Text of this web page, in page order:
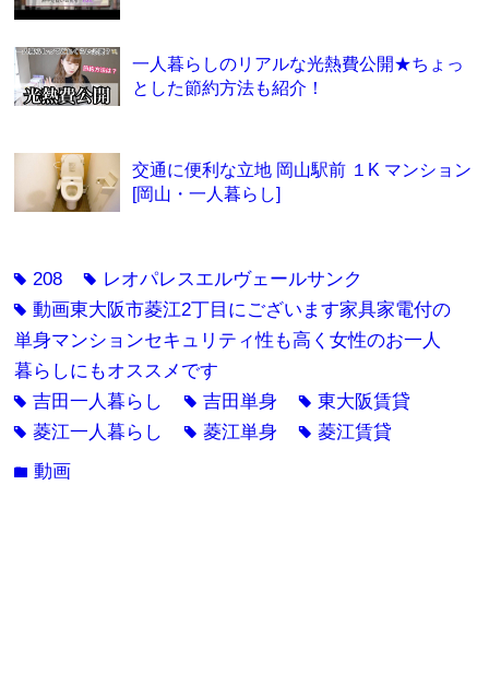
一人暮らしのリアルな光熱費公開★ちょっ
とした節約方法も紹介！
交通に便利な立地 岡山駅前 １K マンション
[岡山・一人暮らし]
tag 208 tag レオパレスエルヴェールサンク
tag動画東大阪市菱江2丁目にございます家具家電付の
単身マンションセキュリティ性も高く女性のお一人
暮らしにもオススメです
tag吉田一人暮らし tag吉田単身 tag東大阪賃貸
tag菱江一人暮らし tag菱江単身 tag菱江賃貸
folder動画